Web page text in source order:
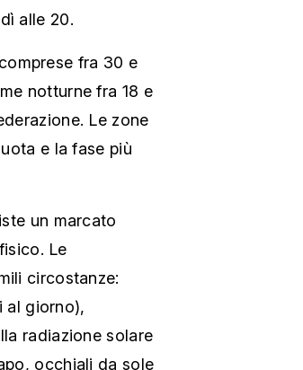
alle 20.
fra 30 e
notturne fra 18 e
Le zone
e la fase più
un marcato
Le
circostanze:
al giorno),
radiazione solare
occhiali da sole